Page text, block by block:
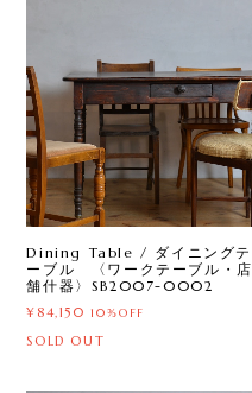
Dining Table / ダイニングテ
ーブル 〈ワークテーブル・店
舗什器〉SB2007-0002
¥84,150 10%OFF
SOLD OUT